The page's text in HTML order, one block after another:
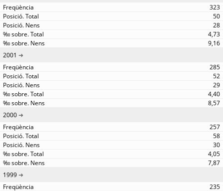
323
50
28
4,73
9,16
2001
285
52
29
4,40
8,57
2000
257
58
30
4,05
7,87
1999
235